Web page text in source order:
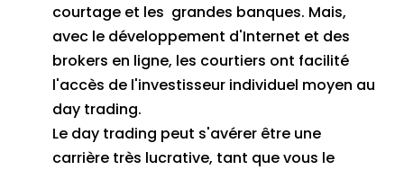
courtage et les grandes banques. Mais,
avec le développement d'Internet et des
brokers en ligne, les courtiers ont facilité
l'accès de l'investisseur individuel moyen au
day trading.
Le day trading peut s'avérer être une
carrière très lucrative, tant que vous le